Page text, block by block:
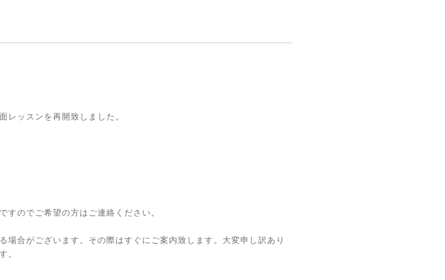
レッスンを再開致しました。
すのでご希望の方はご連絡ください。
合がございます。その際はすぐにご案内致します。大変申し訳あり
。